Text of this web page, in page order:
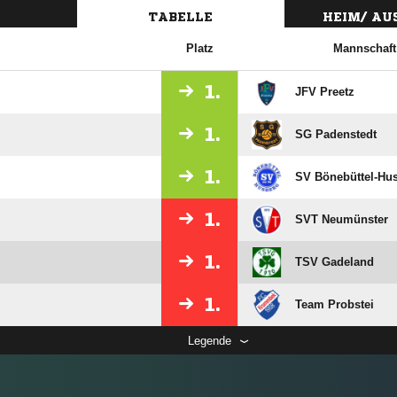
TABELLE HEIM/
Platz Mannschaft
1. JFV Preetz
1. SG Padenstedt
1. SV Bönebüttel-
1. SVT Neumünster
1. TSV Gadeland
1. Team Probstei
Legende